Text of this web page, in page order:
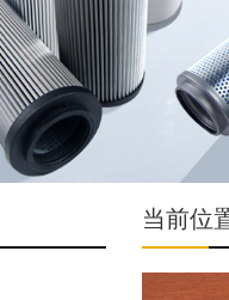
当前位